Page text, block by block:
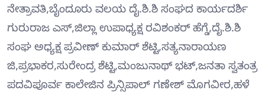
ನೇತ್ರಾವತಿ,ಬೈಂದೂರು ವಲಯ ದೈ.ಶಿ.ಶಿ ಸಂಘದ ಕಾರ್ಯದರ್ಶಿ
ಗುರುರಾಜ ಎಸ್,ಜಿಲ್ಲಾ ಉಪಾಧ್ಯಕ್ಷ ರವಿಶಂಕರ್ ಹೆಗ್ಡೆ,ದೈ.ಶಿ.ಶಿ
ಸಂಘ ಅಧ್ಯಕ್ಷ ಪ್ರವೀಣ್ ಕುಮಾರ್ ಶೆಟ್ಟಿ,ಸತ್ಯನಾರಾಯಣ
ಜಿ,ಪ್ರಭಾಕರ,ಸುರೇಂದ್ರ ಶೆಟ್ಟಿ,ಮಂಜುನಾಥ್ ಭಟ್,ಜನತಾ ಸ್ವತಂತ್ರ
ಪದವಿಪೂರ್ವ ಕಾಲೇಜಿನ ಪ್ರಿನ್ಸಿಪಾಲ್ ಗಣೇಶ್ ಮೊಗವೀರ,ಹಳೆ